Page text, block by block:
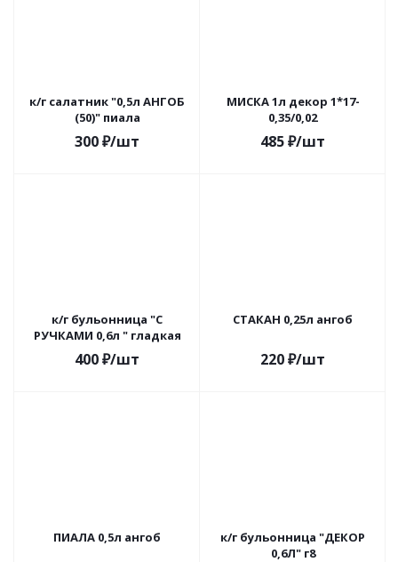
к/г салатник "0,5л АНГОБ
(50)" пиала
300₽/шт
МИСКА 1л декор 1*17-
0,35/0,02
485₽/шт
к/г бульонница "С
РУЧКАМИ 0,6л " гладкая
400₽/шт
СТАКАН 0,25л ангоб
220₽/шт
ПИАЛА 0,5л ангоб
к/г бульонница "ДЕКОР
0,6Л" г8